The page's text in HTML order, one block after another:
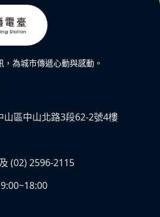
為城市傳遞心動與感動。
山區中山北路3段62-2號4樓
(02) 2596-2115